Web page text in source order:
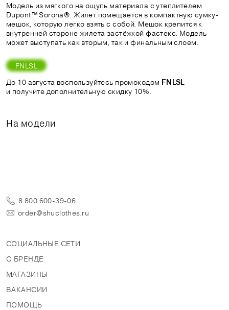
Модель из мягкого на ощупь материала с утеплителем
Dupont™ Sorona®. Жилет помещается в компактную сумку-
мешок, которую легко взять с собой. Мешок крепится к
внутренней стороне жилета застёжкой фастекс. Модель
может выступать как вторым, так и финальным слоем.
FNLSL
До 10 августа воспользуйтесь промокодом FNLSL
и получите дополнительную скидку 10%.
На модели
8 800 600-39-06
order@shuclothes.ru
СОЦИАЛЬНЫЕ СЕТИ
О БРЕНДЕ
МАГАЗИНЫ
ВАКАНСИИ
ПОМОЩЬ